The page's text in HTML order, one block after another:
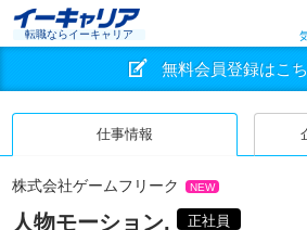
転職ならイーキャリア
無料会員登録はこ
仕事情報
株式会社ゲームフリーク NEW
人物モーション. 正社員